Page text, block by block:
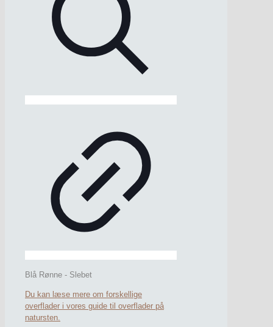
Blå Rønne - Slebet
Du kan læse mere om forskellige
overflader i vores guide til overflader på
natursten.